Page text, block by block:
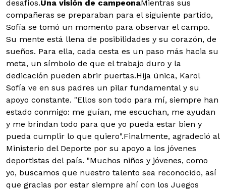
desafíos.Una visión de campeonaMientras sus
compañeras se preparaban para el siguiente partido,
Sofía se tomó un momento para observar el campo.
Su mente está llena de posibilidades y su corazón, de
sueños. Para ella, cada cesta es un paso más hacia su
meta, un símbolo de que el trabajo duro y la
dedicación pueden abrir puertas.Hija única, Karol
Sofía ve en sus padres un pilar fundamental y su
apoyo constante. "Ellos son todo para mí, siempre han
estado conmigo: me guían, me escuchan, me ayudan
y me brindan todo para que yo pueda estar bien y
pueda cumplir lo que quiero".Finalmente, agradeció al
Ministerio del Deporte por su apoyo a los jóvenes
deportistas del país. "Muchos niños y jóvenes, como
yo, buscamos que nuestro talento sea reconocido, así
que gracias por estar siempre ahí con los Juegos